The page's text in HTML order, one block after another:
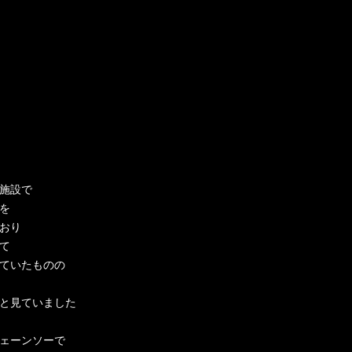
設で
り
いたものの
見ていました
ーンソーで